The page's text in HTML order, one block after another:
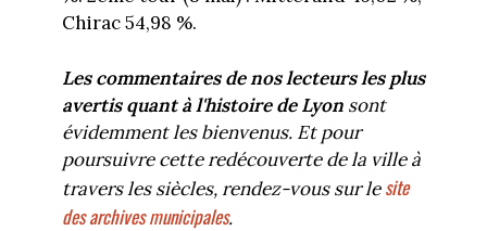
Chirac 54,98 %.
Les commentaires de nos lecteurs les plus
avertis quant à l'histoire de Lyon sont
évidemment les bienvenus. Et pour
poursuivre cette redécouverte de la ville à
travers les siècles, rendez-vous sur lesite
des archives municipales.